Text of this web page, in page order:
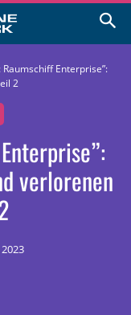
Raumschiff Enterprise”:
2
verlorenen